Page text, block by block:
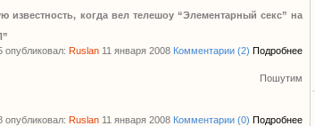
когда вел телешоу “Элементарный секс” на
опубликовал:Ruslan 11 января 2008 Комментарии (2) Подробнее
Пошутим
опубликовал:Ruslan 11 января 2008 Комментарии (0) Подробнее